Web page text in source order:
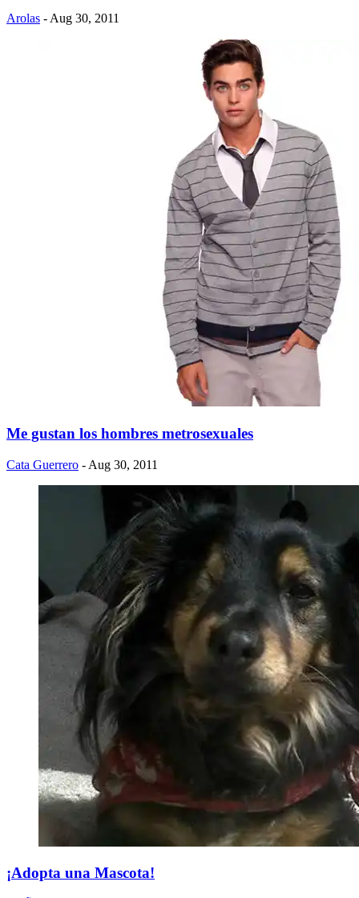
Arolas - Aug 30, 2011
Me gustan los hombres metrosexuales
Cata Guerrero - Aug 30, 2011
¡Adopta una Mascota!